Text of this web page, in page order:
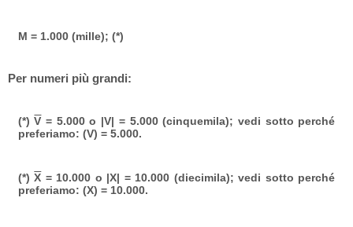
M = 1.000 (mille); (*)
Per numeri più grandi:
(*)V = 5.000 o |V| = 5.000 (cinquemila); vedi sotto perché
preferiamo: (V) = 5.000.
(*)X = 10.000 o |X| = 10.000 (diecimila); vedi sotto perché
preferiamo: (X) = 10.000.